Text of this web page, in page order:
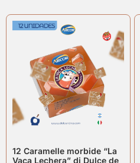
12 Caramelle morbide “La
Vaca Lechera” di Dulce de